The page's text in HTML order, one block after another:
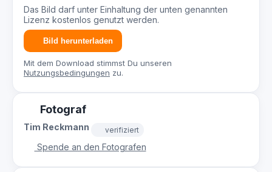
Das Bild darf unter Einhaltung der unten genannten
Lizenz kostenlos genutzt werden.
Bild herunterladen
Mit dem Download stimmst Du unseren
Nutzungsbedingungen zu.
Fotograf
Tim Reckmann verifiziert
Spende an den Fotografen